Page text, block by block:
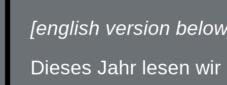
[english version
Dieses Jahr lesen wir